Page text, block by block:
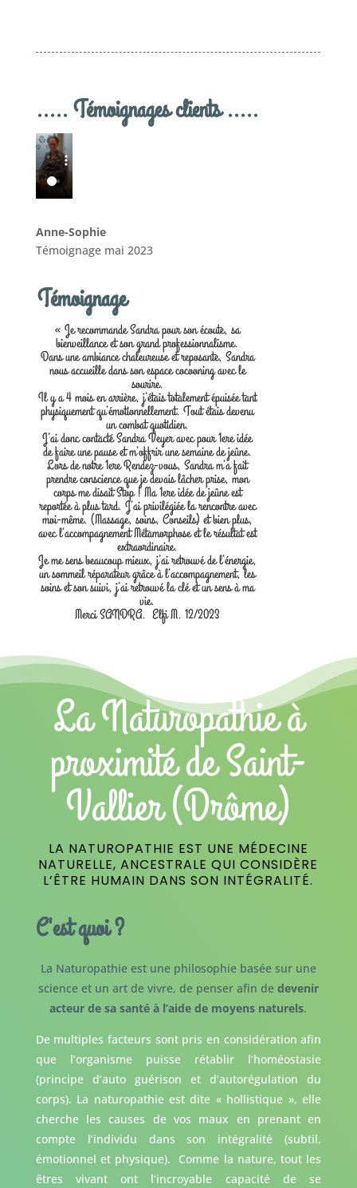
..... Témoignages clients .....
Anne-Sophie
Témoignage mai 2023
Témoignage
« Je recommande Sandra pour son écoute, sa
bienveillance et son grand professionnalisme.
Dans une ambiance chaleureuse et reposante, Sandra
nous accueille dans son espace cocooning avec le
sourire.
Il y a 4 mois en arrière, j’étais totalement épuisée tant
physiquement qu’émotionnellement. Tout étais devenu
un combat quotidien.
J’ai donc contacté Sandra Veyer avec pour 1ere idée
de faire une pause et m’offrir une semaine de jeûne.
Lors de notre 1ere Rendez-vous, Sandra m’a fait
prendre conscience que je devais lâcher prise, mon
corps me disait Stop ! Ma 1ere idée de jeûne est
reportée à plus tard. J’ai privilégiée la rencontre avec
moi-même. (Massage, soins, Conseils) et bien plus,
avec l’accompagnement Métamorphose et le résultat est
extraordinaire.
Je me sens beaucoup mieux, j’ai retrouvé de l’énergie,
un sommeil réparateur grâce à l’accompagnement, les
soins et son suivi, j’ai retrouvé la clé et un sens à ma
vie.
Merci SANDRA. Elfi M. 12/2023
La Naturopathie à
proximité de Saint-
Vallier (Drôme)
LA NATUROPATHIE EST UNE MÉDECINE
NATURELLE, ANCESTRALE QUI CONSIDÈRE
L’ÊTRE HUMAIN DANS SON INTÉGRALITÉ.
C'est quoi ?
La Naturopathie est une philosophie basée sur une
science et un art de vivre, de penser afin de devenir
acteur de sa santé à l’aide de moyens naturels.
De multiples facteurs sont pris en considération afin
que l’organisme puisse rétablir l’homéostasie
(principe d’auto guérison et d’autorégulation du
corps). La naturopathie est dite « hollistique », elle
cherche les causes de vos maux en prenant en
compte l’individu dans son intégralité (subtil,
émotionnel et physique). Comme la nature, tout les
êtres vivant ont l’incroyable capacité de se